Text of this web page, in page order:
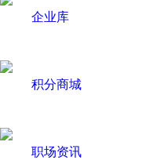
企业库
积分商城
职场资讯